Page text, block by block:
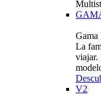
Gama
La
viajar.
V2